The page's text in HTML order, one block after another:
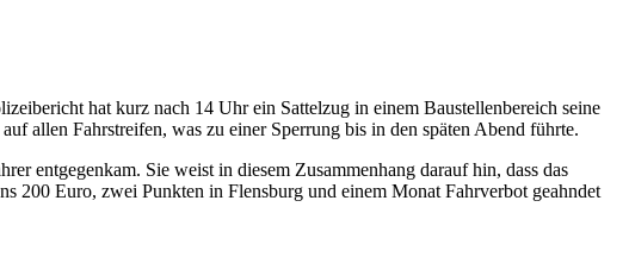
hat kurz nach 14 Uhr ein Sattelzug in einem Baustellenbereich seine
allen Fahrstreifen, was zu einer Sperrung bis in den späten Abend führte.
entgegenkam. Sie weist in diesem Zusammenhang darauf hin, dass das
200 Euro, zwei Punkten in Flensburg und einem Monat Fahrverbot geahndet